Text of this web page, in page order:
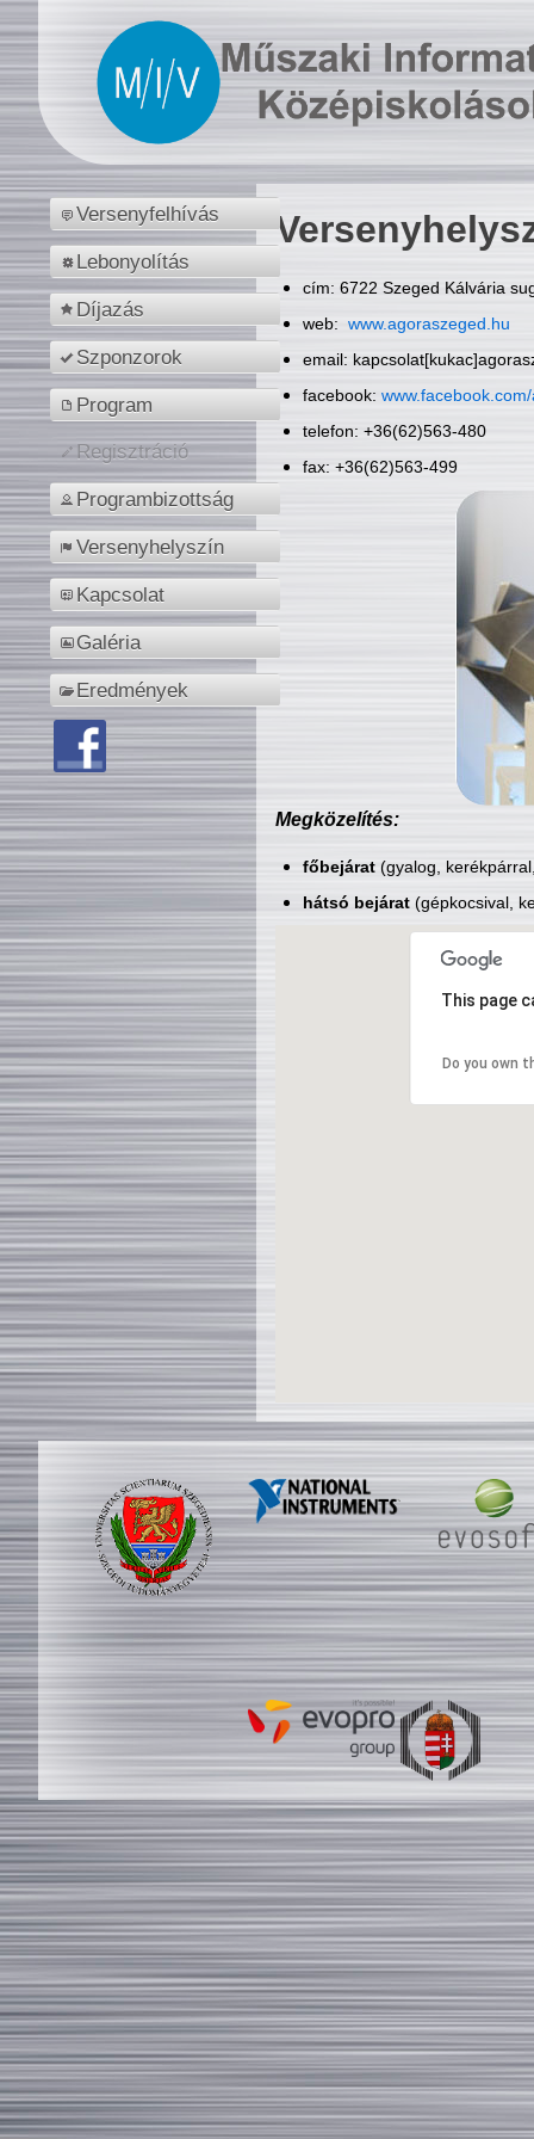
Versenyfelhívás
Lebonyolítás
Díjazás
Szponzorok
Program
Regisztráció
Programbizottság
Versenyhelyszín
Kapcsolat
Galéria
Eredmények
cím: 6722 Szeged Kálvária
web: www.agoraszeged.hu
email:
facebook:
telefon: +36(62)563-480
fax: +36(62)563-499
Megközelítés:
főbejárat(gyalog,
hátsó bejárat(gépkocsival,
This page
Do you own